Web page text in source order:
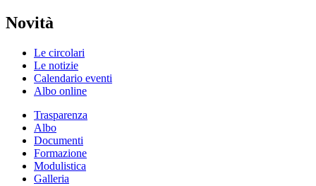
Novità
Le circolari
Le notizie
Calendario eventi
Albo online
Trasparenza
Albo
Documenti
Formazione
Modulistica
Galleria